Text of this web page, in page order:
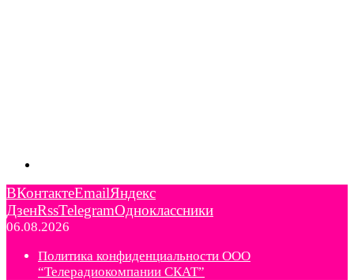
ВКонтактеEmailЯндекс
ДзенRssTelegramОдноклассники
06.08.2026
Политика конфиденциальности ООО
“Телерадиокомпании СКАТ”